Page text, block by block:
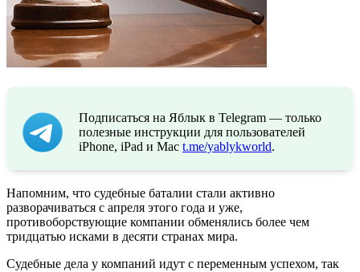
Подписаться на Яблык в Telegram — только
полезные инструкции для пользователей
iPhone, iPad и Mac t.me/yablykworld.
Напомним, что судебные баталии стали активно
разворачиваться с апреля этого года и уже,
противоборствующие компании обменялись более чем
тридцатью исками в десяти странах мира.
Судебные дела у компаний идут с переменным успехом, так